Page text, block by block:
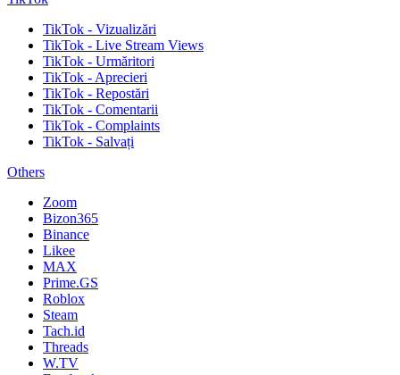
TikTok - Vizualizări
TikTok - Live Stream Views
TikTok - Urmăritori
TikTok - Aprecieri
TikTok - Repostări
TikTok - Comentarii
TikTok - Complaints
TikTok - Salvați
Others
Zoom
Bizon365
Binance
Likee
MAX
Prime.GS
Roblox
Steam
Tach.id
Threads
W.TV